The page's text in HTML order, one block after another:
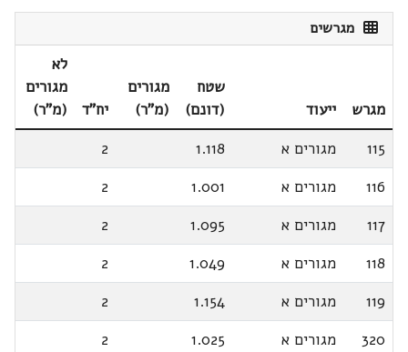
מגרשים
מגרש ייעוד
שטח
(דונם)
מגורים
(מ"ר)
יח"ד
לא
מגורים
(מ"ר)
115
מגורים א 1.118
2
116
מגורים א 1.001
2
117
מגורים א 1.095
2
118
מגורים א 1.049
2
119
מגורים א 1.154
2
320
מגורים א 1.025
2